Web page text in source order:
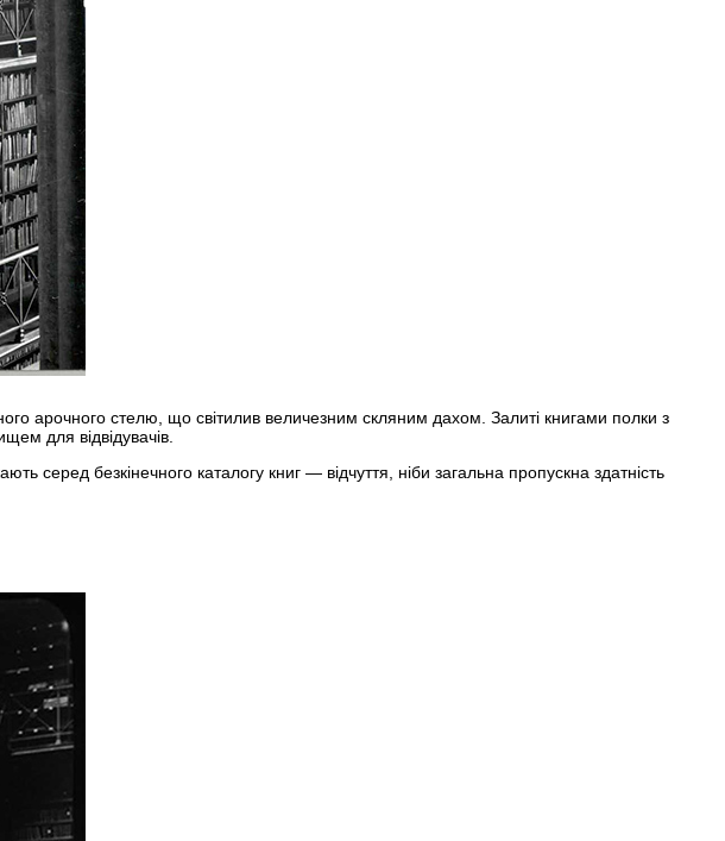
арочного стелю, що світилив величезним скляним дахом. Залиті книгами полки з
для відвідувачів.
безкінечного каталогу книг — відчуття, ніби загальна пропускна здатність